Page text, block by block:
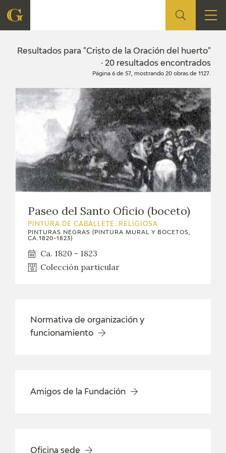
FUNDACIÓN
CENTRO DE INVESTIGACIÓN Y DOCUMENTACIÓN
ACCIÓN CORPORATIVA
CONTACTO
EXPOSICIONES
ACTIVIDADES
BLOG CUADERNO ITALIANO
BIOGRAFÍA
Resultados para "Cristo de la Oración del huerto"
· 20 resultados encontrados
Página 6 de 57, mostrando 20 obras de 1127.
Paseo del Santo Oficio (boceto)
PINTURA DE CABALLETE. RELIGIOSA
PINTURAS NEGRAS (PINTURA MURAL Y BOCETOS,
CA.1820-1823)
Ca. 1820 - 1823
Colección particular
Normativa de organización y
funcionamiento
Amigos de la Fundación
Oficina sede